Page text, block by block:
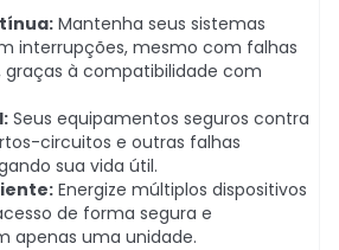
Mantenha seus sistemas
interrupções, mesmo com falhas
graças à compatibilidade com
Seus equipamentos seguros contra
circuitos e outras falhas
sua vida útil.
Energize múltiplos dispositivos
de forma segura e
apenas uma unidade.